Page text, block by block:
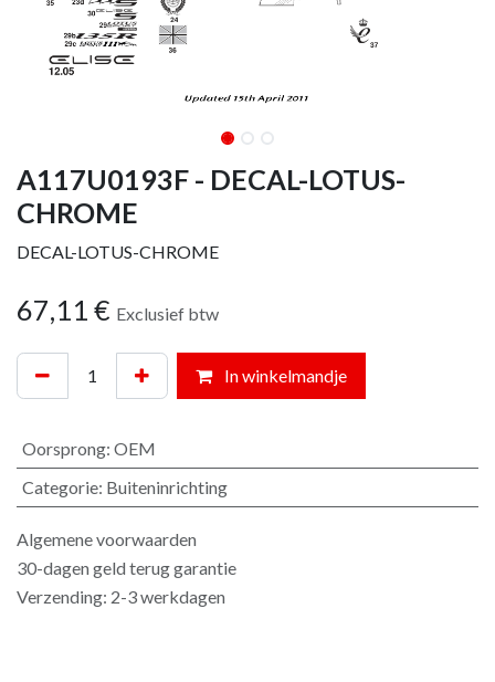
A117U0193F - DECAL-LOTUS-
CHROME
DECAL-LOTUS-CHROME
67,11 € Exclusief btw
In winkelmandje
Oorsprong: OEM
Categorie: Buiteninrichting
Algemene voorwaarden
30-dagen geld terug garantie
Verzending: 2-3 werkdagen